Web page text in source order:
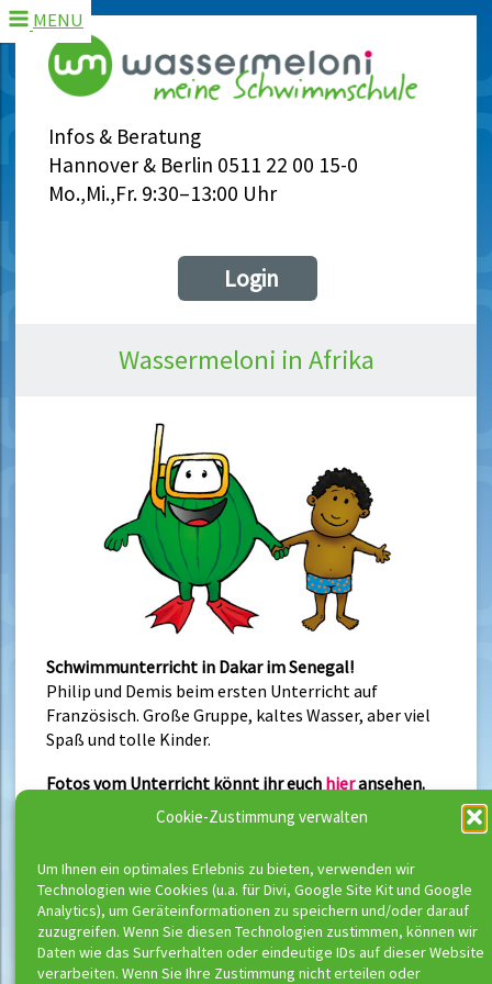
Cookie-Zustimmung verwalten
Um Ihnen ein optimales Erlebnis zu bieten, verwenden wir
Technologien wie Cookies (u.a. für Divi, Google Site Kit und Google
Analytics), um Geräteinformationen zu speichern und/oder darauf
zuzugreifen. Wenn Sie diesen Technologien zustimmen, können wir
Daten wie das Surfverhalten oder eindeutige IDs auf dieser Website
verarbeiten. Wenn Sie Ihre Zustimmung nicht erteilen oder
Infos & Beratung
Hannover & Berlin 0511 22 00 15-0
Mo.,Mi.,Fr. 9:30–13:00 Uhr
MENU
Login
Wassermeloni in Afrika
Schwimmunterricht in Dakar im Senegal!
Philip und Demis beim ersten Unterricht auf
Französisch. Große Gruppe, kaltes Wasser, aber viel
Spaß und tolle Kinder.
Fotos vom Unterricht könnt ihr euch hieransehen.
Neueste Beiträge
Buchungsstart der neuen Kurse
Richtig schwimmen kann man erst ab
Bronze